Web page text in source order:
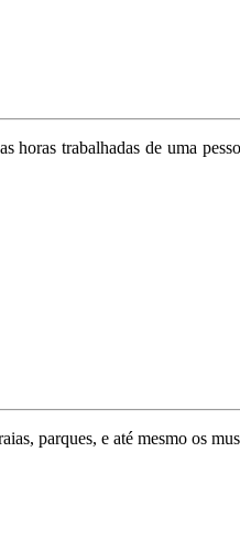
trabalhadas de uma
parques, e até mesmo os